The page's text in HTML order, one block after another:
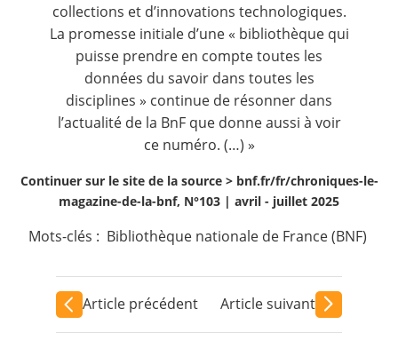
collections et d’innovations technologiques.
La promesse initiale d’une « bibliothèque qui
puisse prendre en compte toutes les
données du savoir dans toutes les
disciplines » continue de résonner dans
l’actualité de la BnF que donne aussi à voir
ce numéro. (…) »
Continuer sur le site de la source > bnf.fr/fr/chroniques-le-
magazine-de-la-bnf, N°103 | avril - juillet 2025
Mots-clés : Bibliothèque nationale de France (BNF)
Article précédent Article suivant